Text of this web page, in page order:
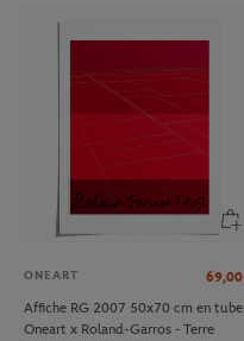
ONEART 69,00
Affiche RG 2007 50x70 cm en tube
Oneart x Roland-Garros - Terre